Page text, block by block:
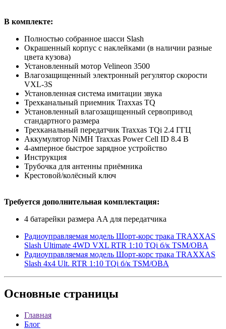
В комплекте:
Полностью собранное шасси Slash
Окрашенный корпус с наклейками (в наличии разные
цвета кузова)
Установленный мотор Velineon 3500
Влагозащищенный электронный регулятор скорости
VXL-3S
Установленная система имитации звука
Трехканальный приемник Traxxas TQ
Установленный влагозащищенный сервопривод
стандартного размера
Трехканальный передатчик Traxxas TQi 2.4 ГГЦ
Аккумулятор NiMH Traxxas Power Cell ID 8.4 В
4-амперное быстрое зарядное устройство
Инструкция
Трубочка для антенны приёмника
Крестовой/колёсный ключ
Требуется дополнительная комплектация:
4 батарейки размера AA для передатчика
Радиоуправляемая модель Шорт-корс трака TRAXXAS
Slash Ultimate 4WD VXL RTR 1:10 TQi б/к TSM/OBA
Радиоуправляемая модель Шорт-корс трака TRAXXAS
Slash 4x4 Ult. RTR 1:10 TQi б/к TSM/OBA
Основные страницы
Главная
Блог